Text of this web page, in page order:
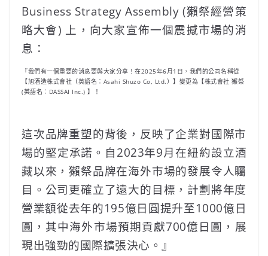
Business Strategy Assembly (獺祭經營策
略大會) 上，向大家宣佈一個震撼市場的消
息：
『我們有一個重要的消息要與大家分享！在2025年6月1日，我們的公司名稱從
【旭酒造株式會社（英語名：Asahi Shuzo Co, Ltd.）】變更為【株式會社 獺祭
(英語名：DASSAI Inc.) 】！
這次品牌重塑的背後，反映了企業對國際市
場的堅定承諾。自2023年9月在紐約設立酒
藏以來，獺祭品牌在海外市場的發展令人矚
目。公司更確立了遠大的目標，計劃將年度
營業額從去年的195億日圓提升至1000億日
圓，其中海外市場預期貢獻700億日圓，展
現出強勁的國際擴張決心。』